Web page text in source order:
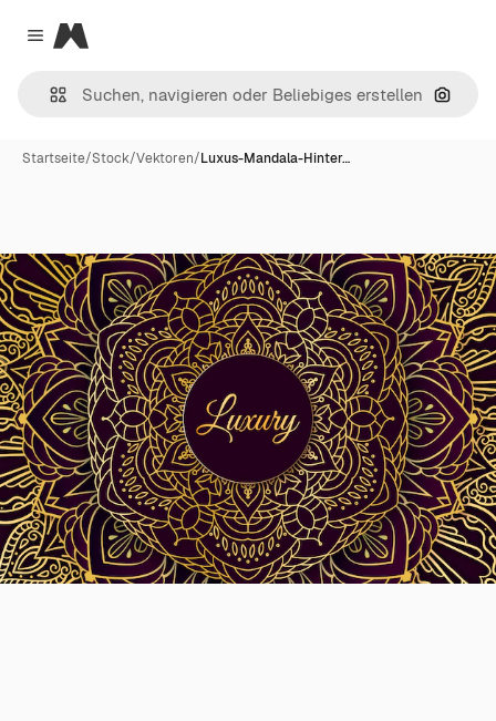
Close menu
Magnific
Nach
Startseite/Stock/Vektoren/Luxus-Mandala-Hinter…